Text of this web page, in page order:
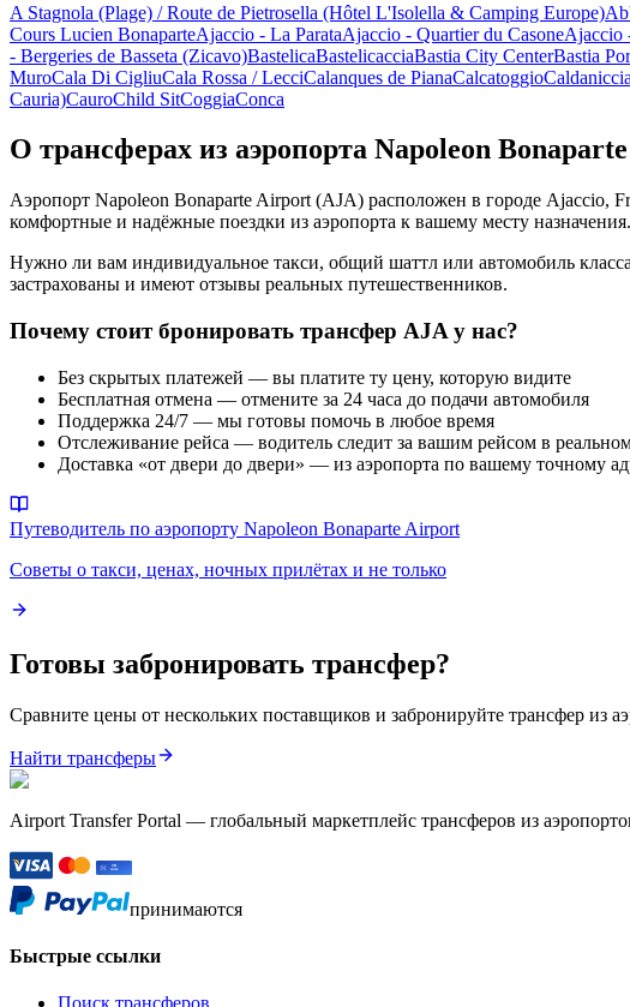
A Stagnola (Plage) / Route de Pietrosella (Hôtel L'Isolella & Camping Europe)
Cours Lucien BonaparteAjaccio - La ParataAjaccio - Quartier du CasoneAjaccio
- Bergeries de Basseta (Zicavo)BastelicaBastelicacciaBastia City CenterBastia
MuroCala Di CigliuCala Rossa / LecciCalanques de PianaCalcatoggioCaldaniccia
Cauria)CauroChild SitCoggiaConca
О трансферах из аэропорта Napoleon
Аэропорт Napoleon Bonaparte Airport (AJA) расположен в городе Ajaccio,
комфортные и надёжные поездки из аэропорта к вашему месту назначения.
Нужно ли вам индивидуальное такси, общий шаттл или автомобиль
застрахованы и имеют отзывы реальных путешественников.
Почему стоит бронировать трансфер AJA у нас?
Без скрытых платежей — вы платите ту цену, которую видите
Бесплатная отмена — отмените за 24 часа до подачи автомобиля
Поддержка 24/7 — мы готовы помочь в любое время
Отслеживание рейса — водитель следит за вашим рейсом в
Доставка «от двери до двери» — из аэропорта по вашему точному
Путеводитель по аэропорту Napoleon Bonaparte Airport
Советы о такси, ценах, ночных прилётах и не только
Готовы забронировать трансфер?
Сравните цены от нескольких поставщиков и забронируйте трансфер из
Найти трансферы
Airport Transfer Portal — глобальный маркетплейс трансферов из
принимаются
Быстрые ссылки
Поиск трансферов